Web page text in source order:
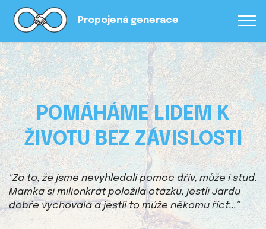
Propojená generace
POMÁHÁME LIDEM K
ŽIVOTU BEZ ZÁVISLOSTI
"Za to, že jsme nevyhledali pomoc dřív, může i stud.
Mamka si milionkrát položila otázku, jestli Jardu
dobře vychovala a jestli to může někomu říct..."